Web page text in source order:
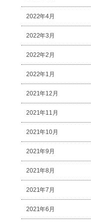
2022年4月
2022年3月
2022年2月
2022年1月
2021年12月
2021年11月
2021年10月
2021年9月
2021年8月
2021年7月
2021年6月